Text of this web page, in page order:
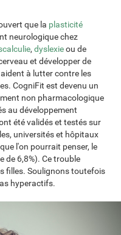
que la plasticité
neurologique chez
,dyslexieou de
et développer de
à lutter contre les
CogniFit est devenu un
non pharmacologique
au développement
été validés et testés sur
universités et hôpitaux
l'on pourrait penser, le
de 6,8%). Ce trouble
filles. Soulignons toutefois
hyperactifs.